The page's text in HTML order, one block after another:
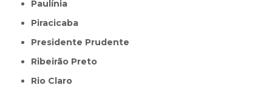
Paulínia
Piracicaba
Presidente Prudente
Ribeirão Preto
Rio Claro